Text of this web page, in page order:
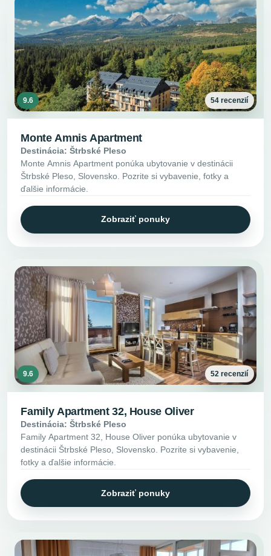
9.6 54 recenzií
Monte Amnis Apartment
Destinácia: Štrbské Pleso
Monte Amnis Apartment ponúka ubytovanie v destinácii
Štrbské Pleso, Slovensko. Pozrite si vybavenie, fotky a
ďalšie informácie.
Zobraziť ponuky
9.6 52 recenzií
Family Apartment 32, House Oliver
Destinácia: Štrbské Pleso
Family Apartment 32, House Oliver ponúka ubytovanie v
destinácii Štrbské Pleso, Slovensko. Pozrite si vybavenie,
fotky a ďalšie informácie.
Zobraziť ponuky